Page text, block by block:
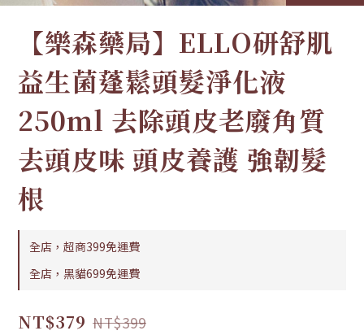
【樂森藥局】ELLO研舒肌
益生菌蓬鬆頭髮淨化液
250ml 去除頭皮老廢角質
去頭皮味 頭皮養護 強韌髮
根
全店，超商399免運費
全店，黑貓699免運費
NT$379 NT$399